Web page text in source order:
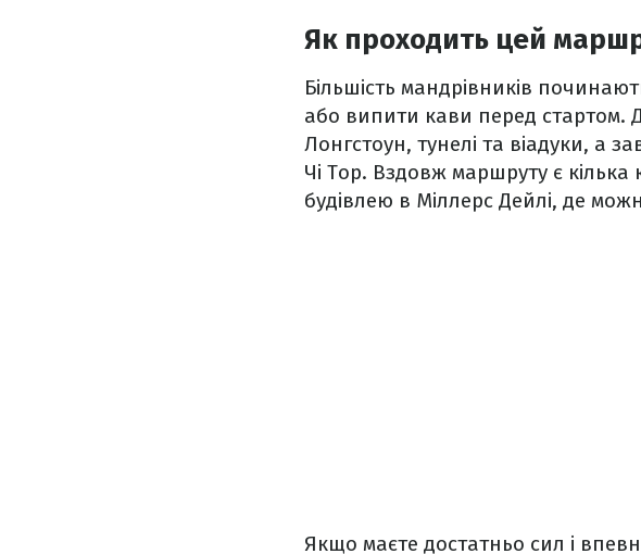
Як проходить цей
Більшість мандрівників
або випити кави перед стартом.
Лонгстоун, тунелі та віадуки, а
Чі Тор. Вздовж маршруту є
будівлею в Міллерс Дейлі, де
Якщо маєте достатньо сил і